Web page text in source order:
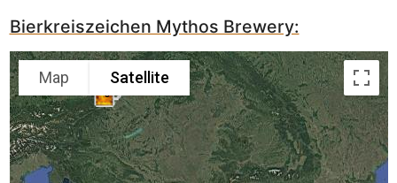
Bierkreiszeichen Mythos Brewery:
9
Map Satellite